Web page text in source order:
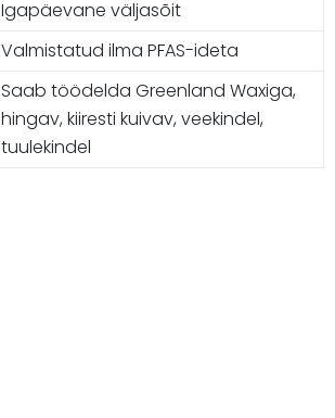
Igapäevane väljasõit
Valmistatud ilma PFAS-ideta
Saab töödelda Greenland Waxiga,
hingav, kiiresti kuivav, veekindel,
tuulekindel